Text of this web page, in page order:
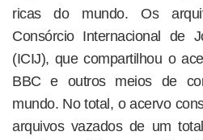
ricas do mundo. Os
Consórcio Internacional de
(ICIJ), que compartilhou o
BBC e outros meios de
mundo. No total, o acervo
arquivos vazados de um